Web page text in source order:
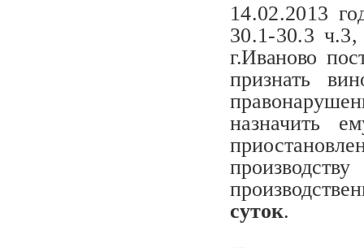
14.02.2013
30.1-30.3
г.Иваново
признать
назначить
суток.